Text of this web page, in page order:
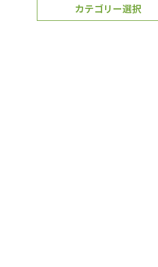
カテゴリー選択